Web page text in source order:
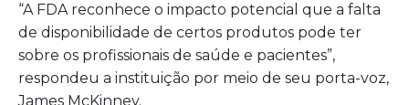
“A FDA reconhece o impacto potencial que a falta
de disponibilidade de certos produtos pode ter
sobre os profissionais de saúde e pacientes”,
respondeu a instituição por meio de seu porta-voz,
James McKinney.